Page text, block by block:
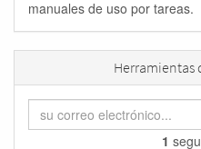
manuales de uso por tareas.
Herramientas
1